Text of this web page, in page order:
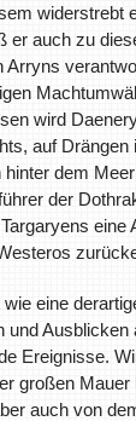
widerstrebt
er auch zu
Arryns
wird
auf Drängen
dem
der
eine
eine
und Ausblicken
Ereignisse.
großen Mauer
auch von